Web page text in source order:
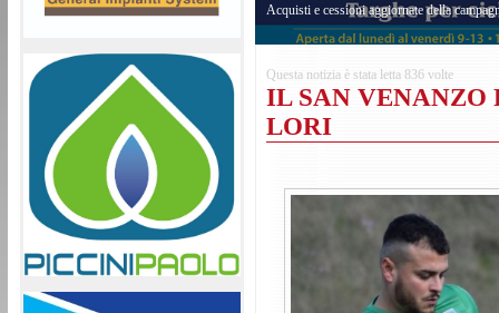
Acquisti e cessioni aggiornate della
Questa notizia è stata letta 836 volte
IL SAN VENANZO
LORI